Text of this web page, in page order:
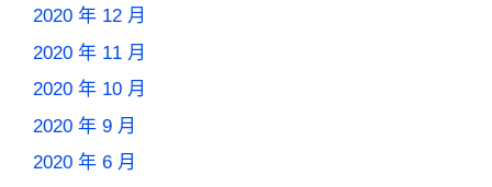
2020 年 12 月
2020 年 11 月
2020 年 10 月
2020 年 9 月
2020 年 6 月